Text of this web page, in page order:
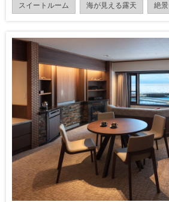
スイートルーム 海が見える露天 絶景